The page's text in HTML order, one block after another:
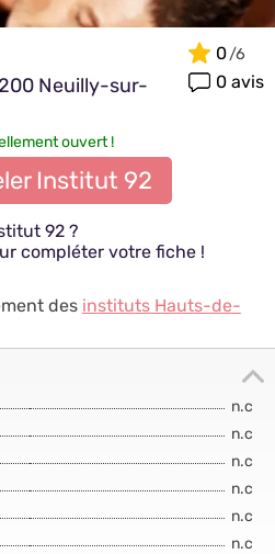
Neuilly-sur-
0
0 avis
ouvert !
Institut 92
92 ?
compléter votre fiche !
des instituts Hauts-de-
n.c
n.c
n.c
n.c
n.c
n.c